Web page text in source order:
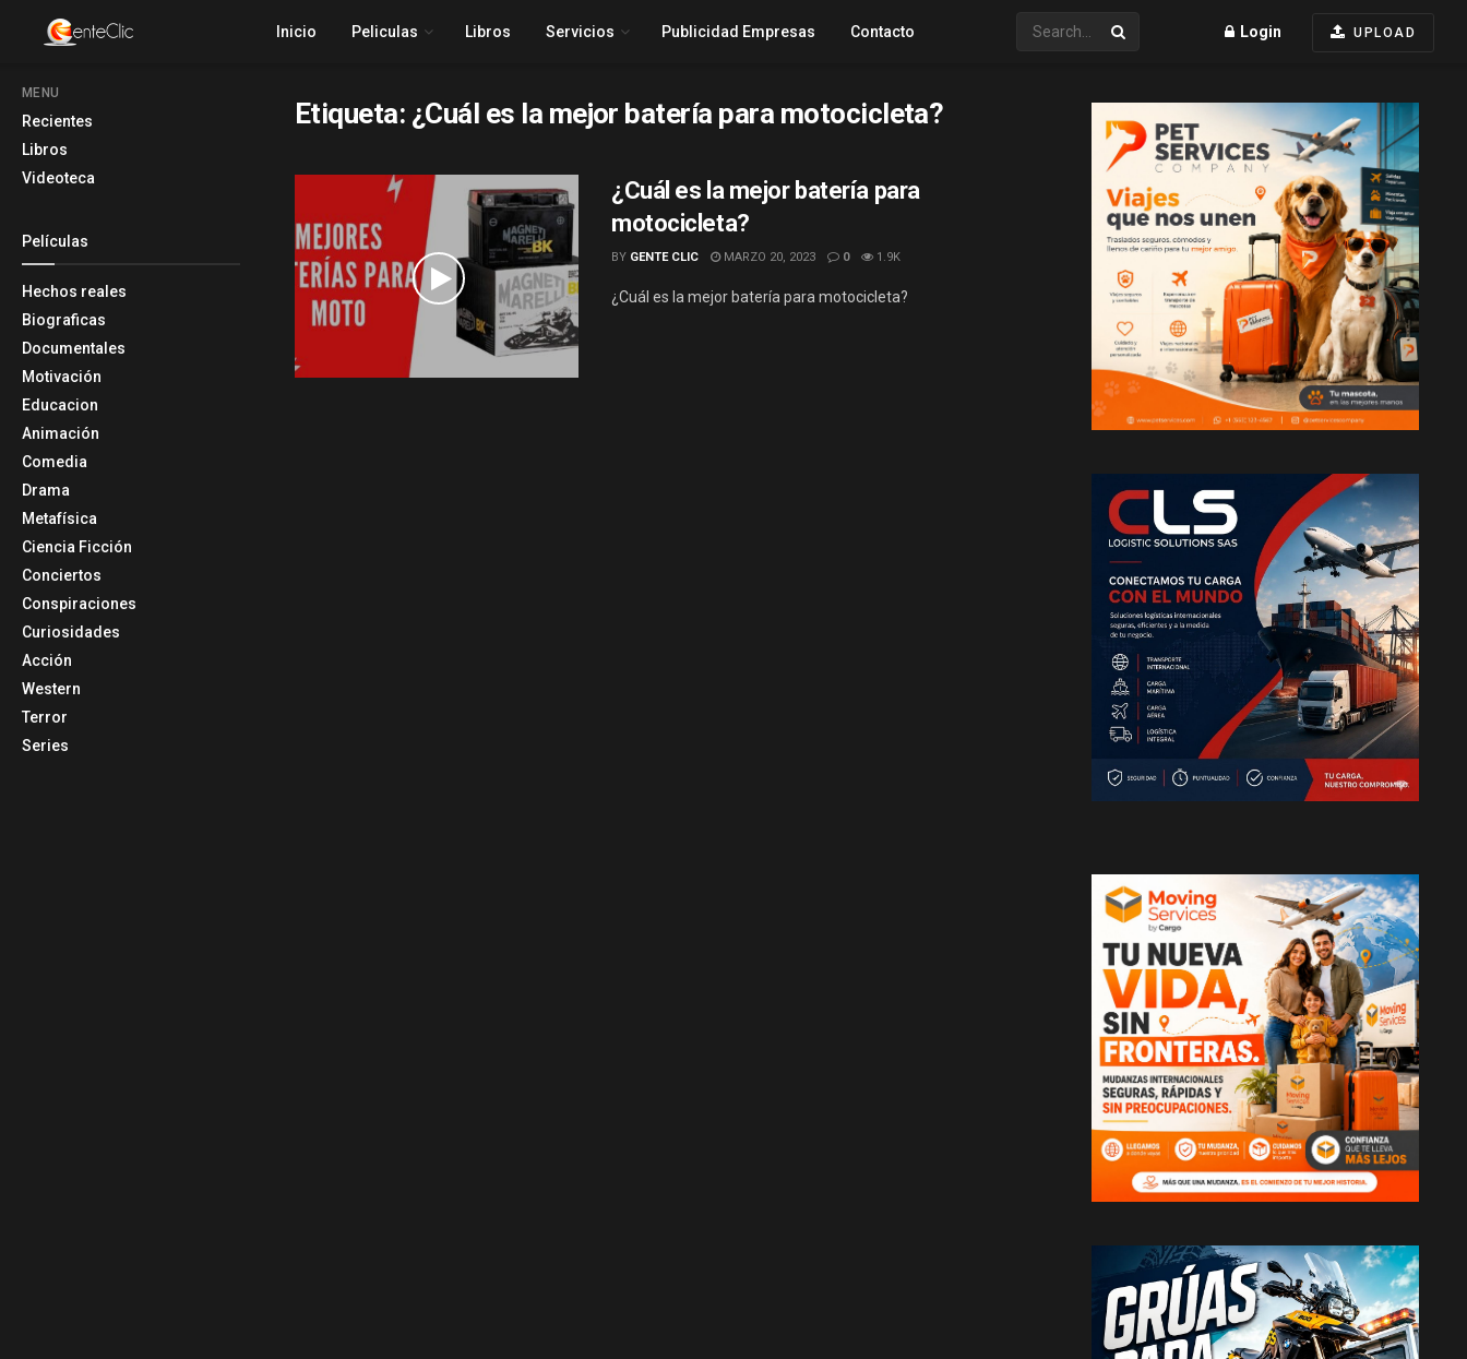
MENU
Recientes
Libros
Videoteca
Películas
Hechos reales
Biograficas
Documentales
Motivación
Educacion
Animación
Comedia
Drama
Metafísica
Ciencia Ficción
Conciertos
Conspiraciones
Curiosidades
Acción
Western
Terror
Series
Inicio Peliculas Libros Servicios Publicidad Empresas Contacto Login UPLOAD
Etiqueta: ¿Cuál es la mejor batería para motocicleta?
¿Cuál es la mejor batería para
motocicleta?
BY GENTE CLIC MARZO 20, 2023 0 1.9K
¿Cuál es la mejor batería para motocicleta?